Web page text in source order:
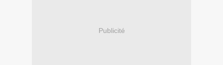
Publicité